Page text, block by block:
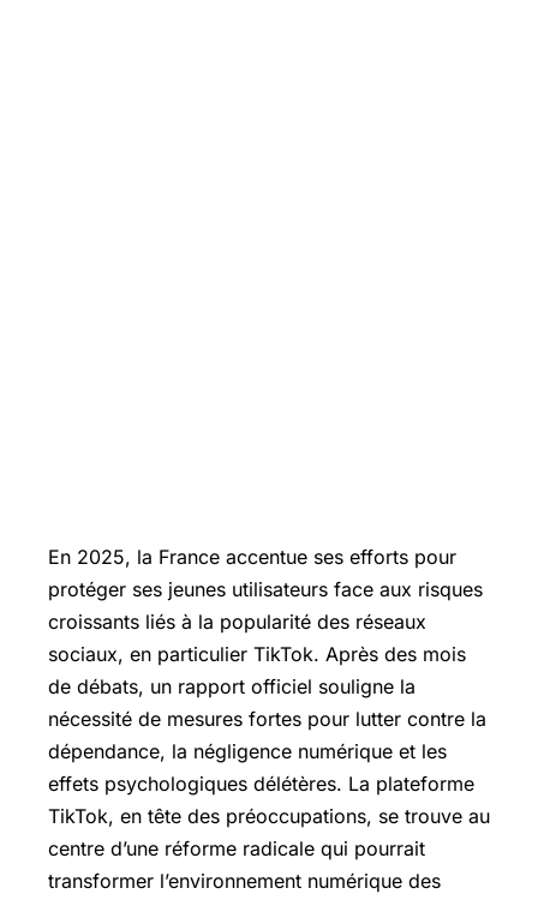
En 2025, la France accentue ses efforts pour
protéger ses jeunes utilisateurs face aux risques
croissants liés à la popularité des réseaux
sociaux, en particulier TikTok. Après des mois
de débats, un rapport officiel souligne la
nécessité de mesures fortes pour lutter contre la
dépendance, la négligence numérique et les
effets psychologiques délétères. La plateforme
TikTok, en tête des préoccupations, se trouve au
centre d’une réforme radicale qui pourrait
transformer l’environnement numérique des